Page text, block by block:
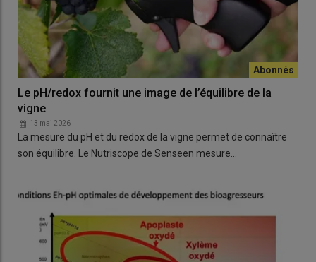
Le pH/redox fournit une image de l’équilibre de la
vigne
13 mai 2026
La mesure du pH et du redox de la vigne permet de connaître
son équilibre. Le Nutriscope de Senseen mesure…